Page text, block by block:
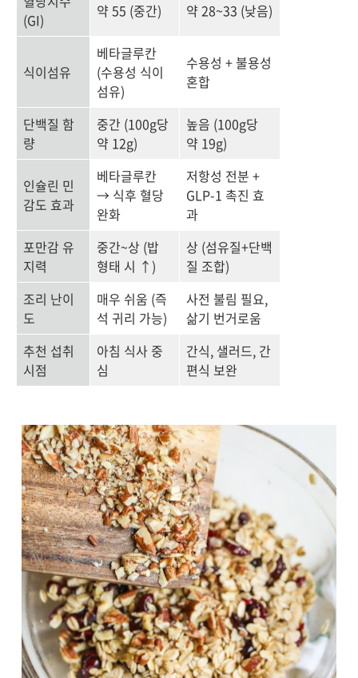
(GI)
약 55 (중간) 약 28~33 (낮음)
식이섬유
베타글루칸
(수용성 식이
섬유)
수용성 + 불용성
혼합
단백질 함
량
중간 (100g당
약 12g)
높음 (100g당
약 19g)
인슐린 민
감도 효과
베타글루칸
→ 식후 혈당
완화
저항성 전분 +
GLP-1 촉진 효
과
포만감 유
지력
중간~상 (밥
형태 시 ↑)
상 (섬유질+단백
질 조합)
조리 난이
도
매우 쉬움 (즉
석 귀리 가능)
사전 불림 필요,
삶기 번거로움
추천 섭취
시점
아침 식사 중
심
간식, 샐러드, 간
편식 보완